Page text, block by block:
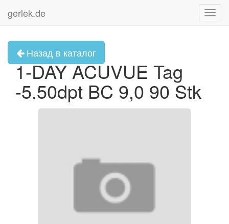
gerlek.de
Назад в каталог
1-DAY ACUVUE Tag
-5.50dpt BC 9,0 90 Stk